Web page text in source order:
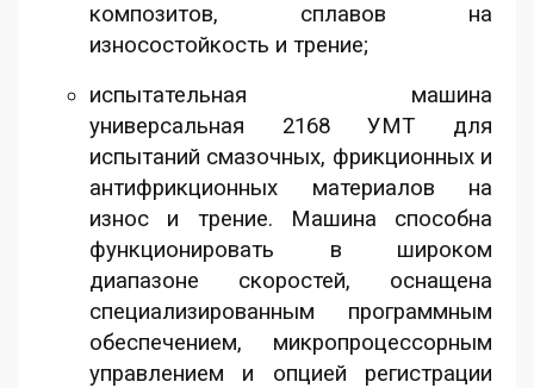
композитов, сплавов на
износостойкость и трение;
испытательная машина
универсальная 2168 УМТ для
испытаний смазочных, фрикционных и
антифрикционных материалов на
износ и трение. Машина способна
функционировать в широком
диапазоне скоростей, оснащена
специализированным программным
обеспечением, микропроцессорным
управлением и опцией регистрации